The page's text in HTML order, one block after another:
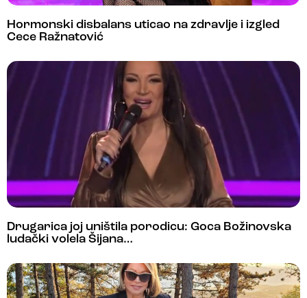
Hormonski disbalans uticao na zdravlje i izgled
Cece Ražnatović
Drugarica joj uništila porodicu: Goca Božinovska
ludački volela Šijana…